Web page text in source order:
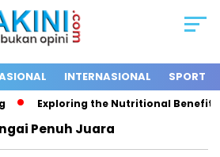
INTERNASIONAL SPORT
Exploring the Nutritional Benefits
Penuh Juara